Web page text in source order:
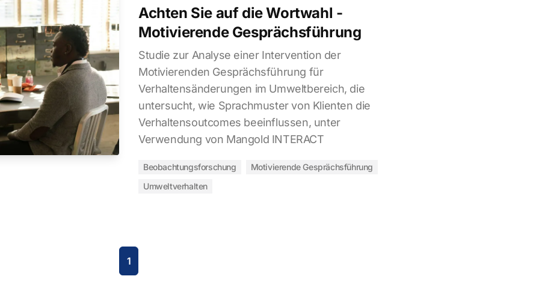
Achten Sie auf die Wortwahl -
Motivierende Gesprächsführung
Studie zur Analyse einer Intervention der
Motivierenden Gesprächsführung für
Verhaltensänderungen im Umweltbereich, die
untersucht, wie Sprachmuster von Klienten die
Verhaltensoutcomes beeinflussen, unter
Verwendung von Mangold INTERACT
Beobachtungsforschung
Motivierende Gesprächsführung
Umweltverhalten
1